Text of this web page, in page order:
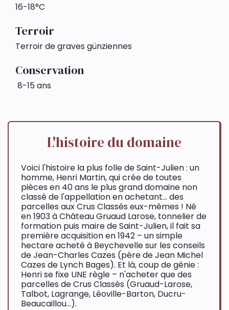
16-18°C
Terroir
Terroir de graves günziennes
Conservation
8-15 ans
L'histoire du domaine
Voici l'histoire la plus folle de Saint-Julien : un
homme, Henri Martin, qui crée de toutes
pièces en 40 ans le plus grand domaine non
classé de l'appellation en achetant... des
parcelles aux Crus Classés eux-mêmes ! Né
en 1903 à Château Gruaud Larose, tonnelier de
formation puis maire de Saint-Julien, il fait sa
première acquisition en 1942 – un simple
hectare acheté à Beychevelle sur les conseils
de Jean-Charles Cazes (père de Jean Michel
Cazes de Lynch Bages). Et là, coup de génie :
Henri se fixe UNE règle – n'acheter que des
parcelles de Crus Classés (Gruaud-Larose,
Talbot, Lagrange, Léoville-Barton, Ducru-
Beaucaillou...).